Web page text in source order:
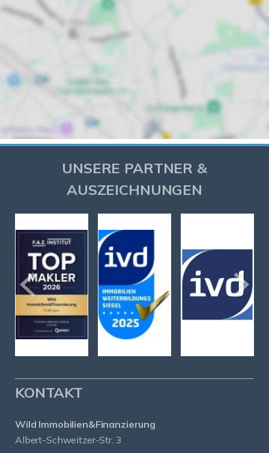
UNSERE PARTNER &
AUSZEICHNUNGEN
KONTAKT
Wild Immobilien&Finanzierung
Albert-Schweitzer-Str. 3